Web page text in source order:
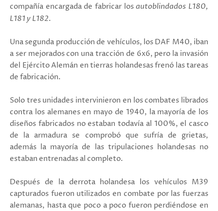
compañía encargada de fabricar losautoblindados L180,
L181 y L182.
Una segunda producción de vehículos, los DAF M40, iban
a ser mejorados con una tracción de 6x6, pero la invasión
del Ejército Alemán en tierras holandesas frenó las tareas
de fabricación.
Solo tres unidades intervinieron en los combates librados
contra los alemanes en mayo de 1940, la mayoría de los
diseños fabricados no estaban todavía al 100%, el casco
de la armadura se comprobó que sufría de grietas,
además la mayoría de las tripulaciones holandesas no
estaban entrenadas al completo.
Después de la derrota holandesa los vehículos M39
capturados fueron utilizados en combate por las fuerzas
alemanas, hasta que poco a poco fueron perdiéndose en